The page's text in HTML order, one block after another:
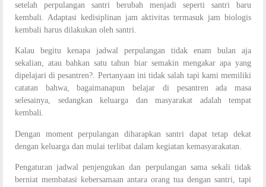
setelah perpulangan santri berubah menjadi seperti santri baru
kembali. Adaptasi kedisiplinan jam aktivitas termasuk jam biologis
kembali harus dilakukan oleh santri.
Kalau begitu kenapa jadwal perpulangan tidak enam bulan aja
sekalian, atau bahkan satu tahun biar semakin mengakar apa yang
dipelajari di pesantren?. Pertanyaan ini tidak salah tapi kami memiliki
catatan bahwa, bagaimanapun belajar di pesantren ada masa
selesainya, sedangkan keluarga dan masyarakat adalah tempat
kembali.
Dengan moment perpulangan diharapkan santri dapat tetap dekat
dengan keluarga dan mulai terlibat dalam kegiatan kemasyarakatan.
Pengaturan jadwal penjengukan dan perpulangan sama sekali tidak
berniat membatasi kebersamaan antara orang tua dengan santri, tapi